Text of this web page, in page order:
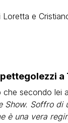
Loretta e
a
che secondo lei
Show. Soffro di
è una vera